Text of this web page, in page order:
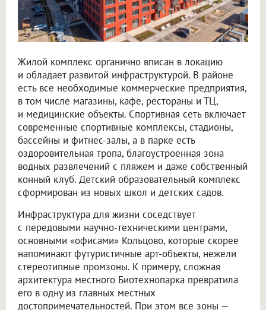
Жилой комплекс органично вписан в локацию
и обладает развитой инфраструктурой. В районе
есть все необходимые коммерческие предприятия,
в том числе магазины, кафе, рестораны и ТЦ,
и медицинские объекты. Спортивная сеть включает
современные спортивные комплексы, стадионы,
бассейны и фитнес-залы, а в парке есть
оздоровительная тропа, благоустроенная зона
водных развлечений с пляжем и даже собственный
конный клуб. Детский образовательный комплекс
сформирован из новых школ и детских садов.
Инфраструктура для жизни соседствует
с передовыми научно-техническими центрами,
основными «офисами» Кольцово, которые скорее
напоминают футуристичные арт-объекты, нежели
стереотипные промзоны. К примеру, сложная
архитектура местного Биотехнопарка превратила
его в одну из главных местных
достопримечательностей. При этом все зоны —